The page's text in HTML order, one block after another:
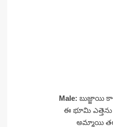
Male: బుజ్జాయి
ఈ భూమి
అమ్మాయి